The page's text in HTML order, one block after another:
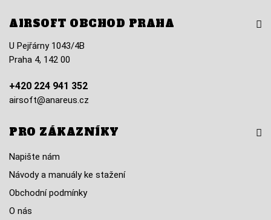
AIRSOFT OBCHOD PRAHA
U Pejřárny 1043/4B
Praha 4, 142 00
+420 224 941 352
airsoft@anareus.cz
PRO ZÁKAZNÍKY
Napište nám
Návody a manuály ke stažení
Obchodní podmínky
O nás